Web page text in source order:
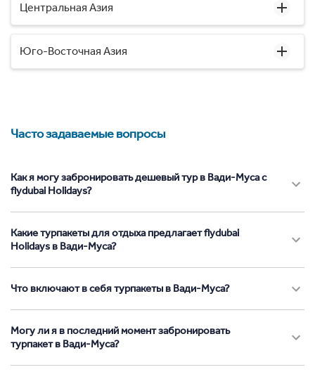
Центральная Азия
Юго-Восточная Азия
Часто задаваемые вопросы
Как я могу забронировать дешевый тур в Вади-Муса с
flydubai Holidays?
Какие турпакеты для отдыха предлагает flydubai
Holidays в Вади-Муса?
Что включают в себя турпакеты в Вади-Муса?
Могу ли я в последний момент забронировать
турпакет в Вади-Муса?